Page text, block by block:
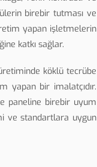
birebir tutması ve
yapan işletmelerin
katkı sağlar.
köklü tecrübe
yapan bir imalatçıdır.
paneline birebir uyum
ve standartlara uygun